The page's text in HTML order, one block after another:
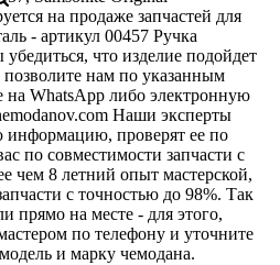
на продаже запчастей для
- артикул 00457 Ручка
что изделие подойдет
нам по указанным
WhatsApp либо электронную
Наши эксперты
информацию, проверят ее по
по совместимости запчасти с
чем 8 летний опыт мастерской,
с точностью до 98%. Так
прямо на месте - для этого,
по телефону и уточните
и марку чемодана.